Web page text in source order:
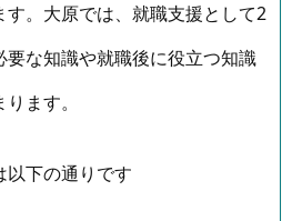
。大原では、就職支援として2
な知識や就職後に役立つ知識
ます。
以下の通りです